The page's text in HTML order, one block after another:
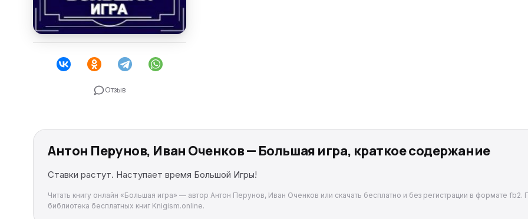
Отзыв
Антон Перунов, Иван Оченков — Большая игра, краткое содержание
Ставки растут. Наступает время Большой Игры!
Читать книгу онлайн «Большая игра» — автор Антон Перунов, Иван Оченков или скачать бесплатно и без регистрации в формате
библиотека бесплатных книг Knigism.online.